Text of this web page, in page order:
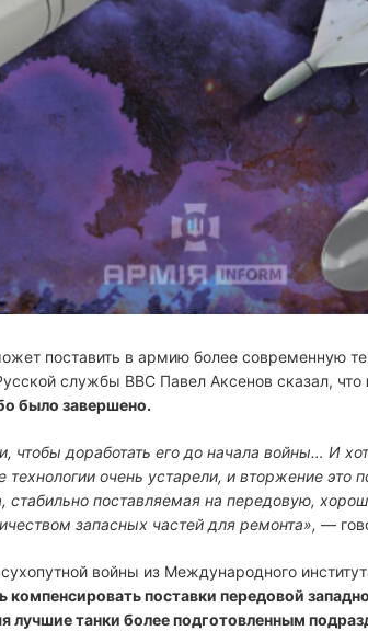
поставить в армию более современную
службы ВВС Павел Аксенов сказал, что
было завершено.
чтобы доработать его до начала войны… И
технологии очень устарели, и вторжение это
поставляемая на передовую,
запасных частей для ремонта», —
войны из Международного
компенсировать поставки передовой
лучшие танки более подготовленным